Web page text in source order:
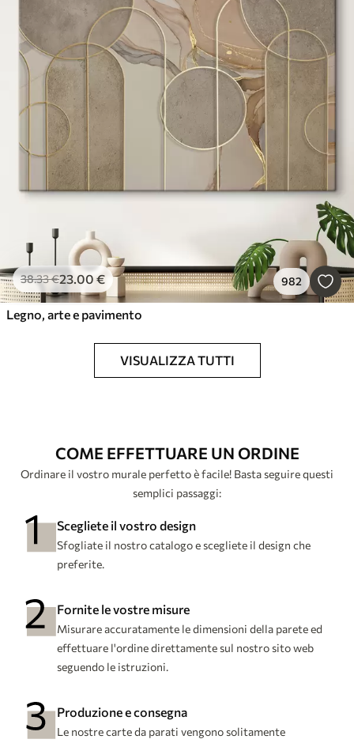
38.33€23.00 € 982
Legno, arte e pavimento
VISUALIZZA TUTTI
COME EFFETTUARE UN ORDINE
Ordinare il vostro murale perfetto è facile! Basta seguire questi
semplici passaggi:
Scegliete il vostro design
Sfogliate il nostro catalogo e scegliete il design che
preferite.
Fornite le vostre misure
Misurare accuratamente le dimensioni della parete ed
effettuare l'ordine direttamente sul nostro sito web
seguendo le istruzioni.
Produzione e consegna
Le nostre carte da parati vengono solitamente